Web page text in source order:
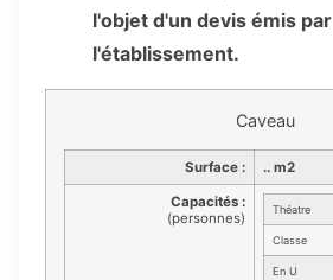
l'objet d'un devis émis par
l'établissement.
Caveau
Surface : .. m2
Capacités :
(personnes)
Théatre
Classe
En U